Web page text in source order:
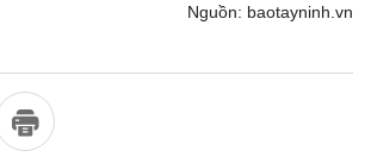
Nguồn: baotayninh.vn